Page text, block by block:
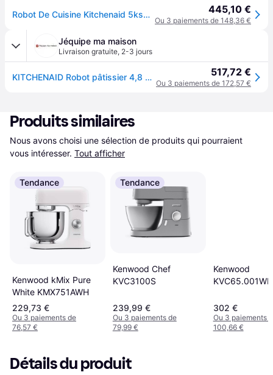
Robot De Cuisine Kitchenaid 5ksm125epl En Porcelaine Blanche, 4,8 L 445,10 €
Ou 3 paiements de 148,36 €
Jéquipe ma maison
Livraison gratuite, 2-3 jours
KITCHENAID Robot pâtissier 4,8 L Blanc Porcelaine - Artisan - 5KSM125EPL 517,72 €
Ou 3 paiements de 172,57 €
Produits similaires
Nous avons choisi une sélection de produits qui pourraient
vous intéresser. Tout afficher
Tendance
Kenwood kMix Pure
White KMX751AWH
229,73 €
Ou 3 paiements de
76,57 €
Tendance
Kenwood Chef
KVC3100S
239,99 €
Ou 3 paiements de
79,99 €
Kenwood
KVC65.001WH
302 €
Ou 3 paiements
100,66 €
Détails du produit